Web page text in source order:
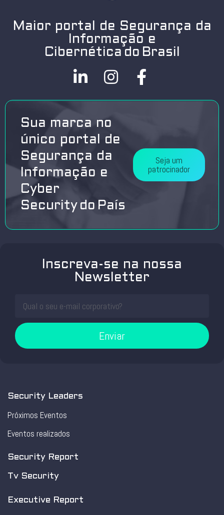
Maior portal de Segurança da
Informação e
Cibernética do Brasil
Sua marca no
único portal de
Segurança da
Informação e
Cyber
Security do País
Seja um
patrocinador
Inscreva-se na nossa
Newsletter
Enviar
Security Leaders
Próximos Eventos
Eventos realizados
Security Report
Tv Security
Executive Report